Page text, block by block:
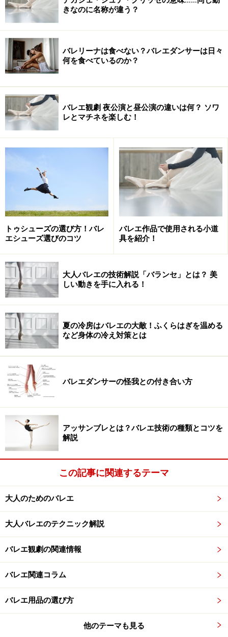
璧に踊りきりました。
また、ジャンプの着地で失敗して怪我することもありま
す。上下のジャンプではなく、移動を伴う大きなジャン
プのときは、片脚にかかる負担が大きいので怪我につな
に多く見られる怪我です。
「ダンサー骨折」
地のわずかな加減の違いで足先や膝を怪我してしまいが
ちです。特に、足部の骨折の中には「ダンサー骨折」と
いう別名がつくようなものまであります。それだけダン
サーにありがちということですね。ありがちだからとい
って治りやすいわけではなく、プロダンサーがこの骨折
が原因で引退してしまうということもあります。
普段のレッスンの中でこの骨折をすることもあります。
実力以上のテクニック、特に回転技などに無理して挑戦
したりすると、あっけなくポキっと行ってしまうことが
あります。その場では骨折とは気づかないことがあるの
で、要注意です。
リフトでも骨折の可能性が
あとはリフトで失敗するけース。女性と男性のタイミン
グが合わずに失敗する事があります。プロの男性ダンサ
ーは女性を落とすことはありませんが、アマチュアのダ
ンサーと組むときは練習やリハーサルも含めて常に要注
意です。
以前、海外の文献で、リハーサル中、男性のミスで女性
があります。やはり危険な動きに変わりはありませんの
で、常に注意が必要ですね。
専門家と連携して怪我対策
競技のフィギュアとは違いますね。ですが、身体を酷使
して鍛え上げていくプロセスは大変似ていて、どちらも
精神的な強さが求められます。
ただし、身体の声を聞かずにストイックに鍛え続けてし
きなのに名称が違う？
バレリーナは食べない？バレエダンサーは日々
何を食べているのか？
バレエ観劇 夜公演と昼公演の違いは何？ ソワ
レとマチネを楽しむ！
トゥシューズの選び方！バレ
エシューズ選びのコツ
バレエ作品で使用される小道
具を紹介！
大人バレエの技術解説「バランセ」とは？ 美
しい動きを手に入れる！
夏の冷房はバレエの大敵！ふくらはぎを温める
など身体の冷え対策とは
バレエダンサーの怪我との付き合い方
アッサンブレとは？バレエ技術の種類とコツを
解説
この記事に関連するテーマ
大人のためのバレエ
大人バレエのテクニック解説
バレエ観劇の関連情報
バレエ関連コラム
バレエ用品の選び方
他のテーマも見る